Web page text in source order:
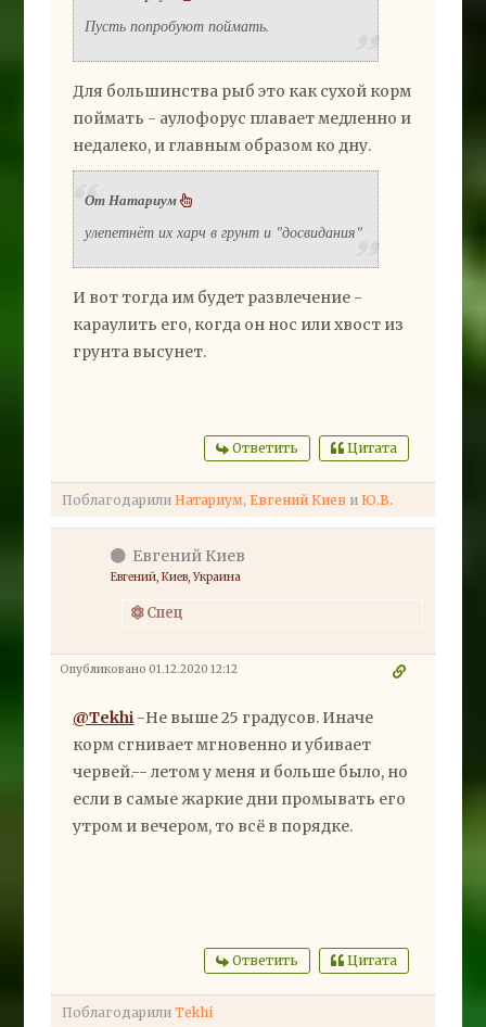
Пусть попробуют поймать.
Для большинства рыб это как сухой корм
поймать - аулофорус плавает медленно и
недалеко, и главным образом ко дну.
От Натариум
улепетнёт их харч в грунт и "досвидания"
И вот тогда им будет развлечение -
караулить его, когда он нос или хвост из
грунта высунет.
Ответить Цитата
ПоблагодарилиНатариум,Евгений Киев иЮ.В.
Евгений Киев
Евгений, Киев, Украина
Спец
Опубликовано 01.12.2020 12:12
@Tekhi -Не выше 25 градусов. Иначе
корм сгнивает мгновенно и убивает
червей.-- летом у меня и больше было, но
если в самые жаркие дни промывать его
утром и вечером, то всё в порядке.
Ответить Цитата
ПоблагодарилиTekhi